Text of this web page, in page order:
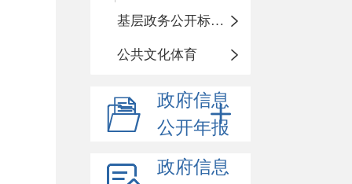
基层政务公开标准化规范化
公共文化体育
政府信息
公开年报
政府信息